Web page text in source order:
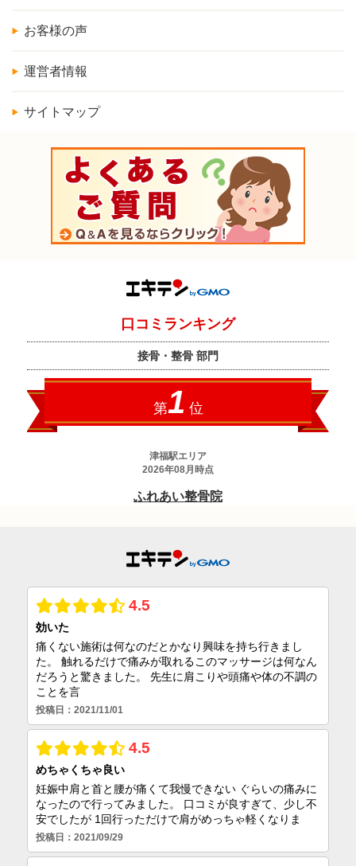
お客様の声
運営者情報
サイトマップ